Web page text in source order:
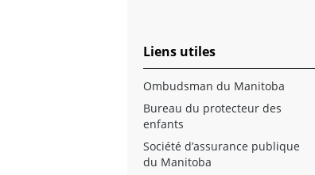
Liens utiles
Ombudsman du Manitoba
Bureau du protecteur des
enfants
Société d’assurance publique
du Manitoba